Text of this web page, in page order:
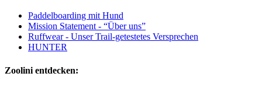
Paddelboarding mit Hund
Mission Statement - “Über uns”
Ruffwear - Unser Trail-getestetes Versprechen
HUNTER
Zoolini entdecken: